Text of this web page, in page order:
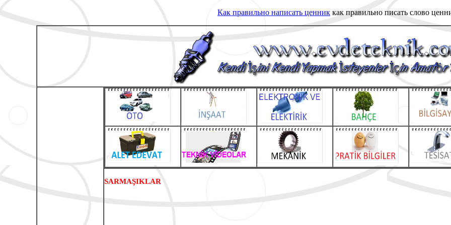
Как правильно написать ценник как правильно писать слово
SARMAŞIKLAR